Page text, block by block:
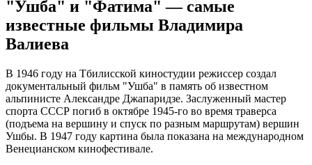
"Ушба" и "Фатима" — самые
известные фильмы Владимира
Валиева
В 1946 году на Тбилисской киностудии режиссер создал
документальный фильм "Ушба" в память об известном
альпинисте Александре Джапаридзе. Заслуженный мастер
спорта СССР погиб в октябре 1945-го во время траверса
(подъема на вершину и спуск по разным маршрутам) вершин
Ушбы. В 1947 году картина была показана на международном
Венецианском кинофестивале.